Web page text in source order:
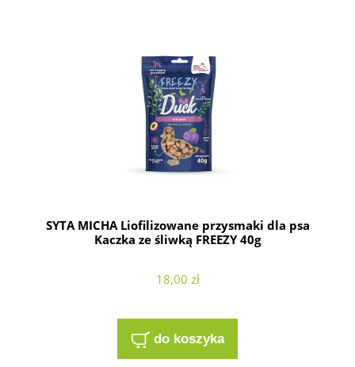
SYTA MICHA Liofilizowane przysmaki dla psa
Kaczka ze śliwką FREEZY 40g
18,00 zł
do koszyka